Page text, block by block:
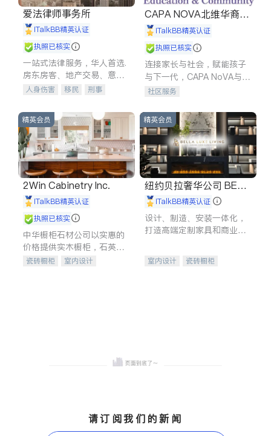
爱法律师事务所
iTalkBB精英认证
执照已核实
一站式法律服务，华人首选.
房东房客、地产交易、意外
伤害、车祸重伤、商业诉
建筑合同、刑事案件全包办
人身伤害 移民
刑事
信托/遗嘱
商业
商标注册
索赔
律师-其它 保释
CAPA NOVA北维华裔家
长会iTalkBB精英认证
执照已核实
连接家长与社会，赋能孩子
与下一代，CAPA NoVA与您
携手建设包容、公平、充满
社区服务
精英会员
2Win Cabinetry Inc.
iTalkBB精英认证
执照已核实
中华橱柜石材公司以实惠的
价格提供实木橱柜，石英石
台面，多种优质不锈钢水
瓷砖橱柜
室内设计
精英会员
纽约贝拉奢华公司 BELL
A LUXE
iTalkBB精英认证
设计、制造、安装一体化，
打造高端定制家具和商业空
室内设计
瓷砖橱柜
请订阅我们的新闻